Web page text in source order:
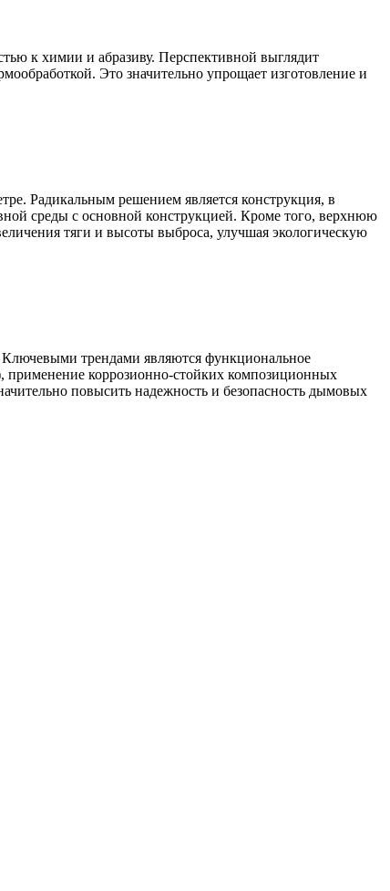
к химии и абразиву. Перспективной выглядит
Это значительно упрощает изготовление и
Радикальным решением является конструкция, в
среды с основной конструкцией. Кроме того, верхнюю
тяги и высоты выброса, улучшая экологическую
трендами являются функциональное
применение коррозионно-стойких композиционных
повысить надежность и безопасность дымовых